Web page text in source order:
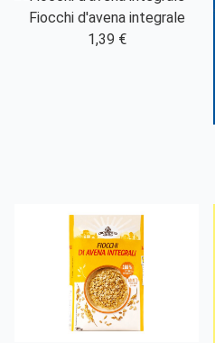
Fiocchi d'avena integrale
1,39 €